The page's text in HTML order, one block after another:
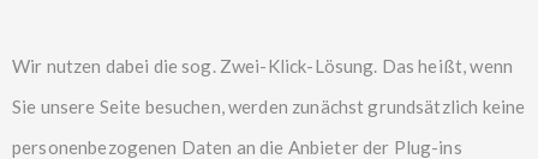
Wir nutzen dabei die sog. Zwei-Klick-Lösung. Das heißt, wenn
Sie unsere Seite besuchen, werden zunächst grundsätzlich keine
personenbezogenen Daten an die Anbieter der Plug-ins